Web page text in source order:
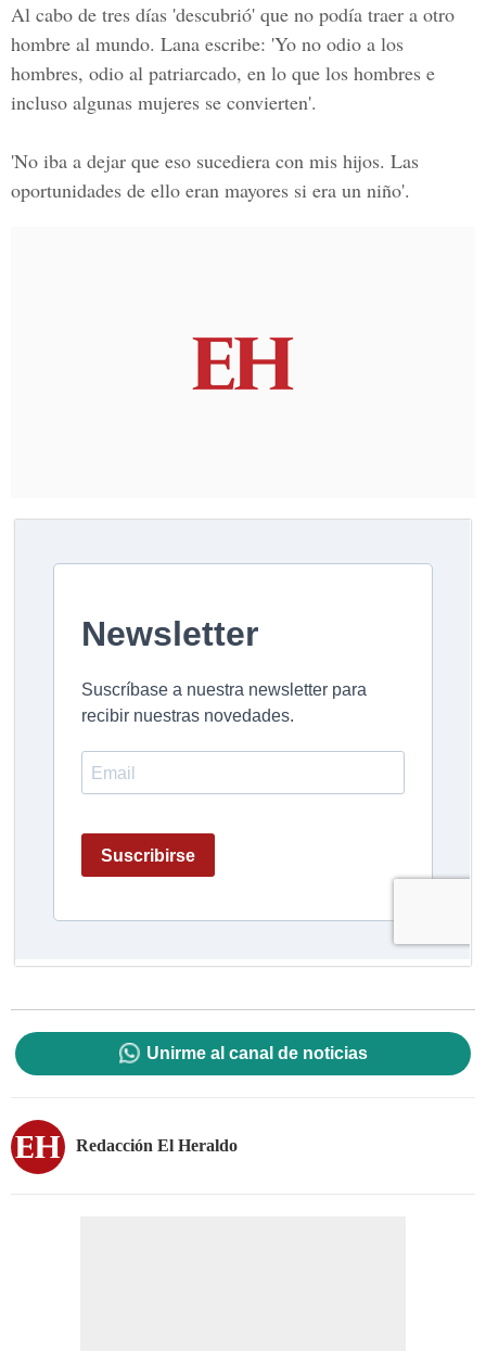
Al cabo de tres días 'descubrió' que no podía traer a otro
hombre al mundo. Lana escribe: 'Yo no odio a los
hombres, odio al patriarcado, en lo que los hombres e
incluso algunas mujeres se convierten'.
'No iba a dejar que eso sucediera con mis hijos. Las
oportunidades de ello eran mayores si era un niño'.
Unirme al canal de noticias
Redacción El Heraldo